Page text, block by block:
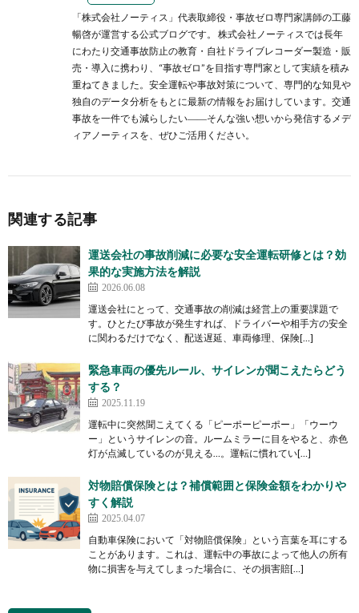
「株式会社ノーティス」代表取締役・事故ゼロ専門家講師の工藤
暢啓が運営する公式ブログです。 株式会社ノーティスでは長年
にわたり交通事故防止の教育・自社ドライブレコーダー製造・販
売・導入に携わり、“事故ゼロ”を目指す専門家として実績を積み
重ねてきました。安全運転や事故対策について、専門的な知見や
独自のデータ分析をもとに最新の情報をお届けしています。交通
事故を一件でも減らしたい――そんな強い想いから発信するメデ
ィアノーティスを、ぜひご活用ください。
関連する記事
運送会社の事故削減に必要な安全運転研修とは？効
果的な実施方法を解説
2026.06.08
運送会社にとって、交通事故の削減は経営上の重要課題で
す。ひとたび事故が発生すれば、ドライバーや相手方の安全
に関わるだけでなく、配送遅延、車両修理、保険[…]
緊急車両の優先ルール、サイレンが聞こえたらどう
する？
2025.11.19
運転中に突然聞こえてくる「ピーポーピーポー」「ウーウ
ー」というサイレンの音。ルームミラーに目をやると、赤色
灯が点滅しているのが見える…。運転に慣れてい[…]
対物賠償保険とは？補償範囲と保険金額をわかりや
すく解説
2025.04.07
自動車保険において「対物賠償保険」という言葉を耳にする
ことがあります。これは、運転中の事故によって他人の所有
物に損害を与えてしまった場合に、その損害賠[…]